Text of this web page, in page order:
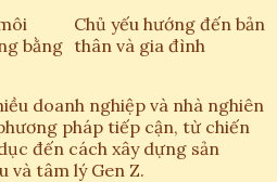
bằng
Chủ yếu hướng đến bản
thân và gia đình
doanh nghiệp và nhà nghiên
pháp tiếp cận, từ chiến
đến cách xây dựng sản
và tâm lý Gen Z.